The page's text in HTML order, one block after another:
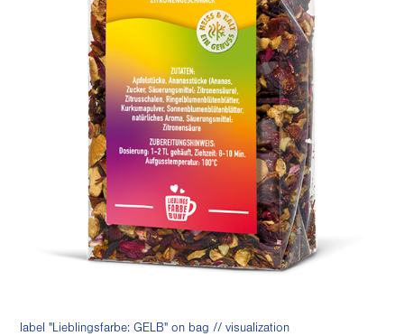
label "Lieblingsfarbe: GELB" on bag // visualization